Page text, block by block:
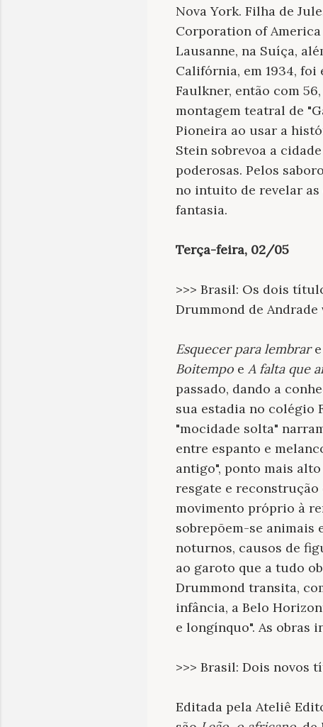
Nova York. Filha de
Corporation of America
Lausanne, na Suíça,
Califórnia, em 1934, foi
Faulkner, então com
montagem teatral de
Pioneira ao usar a
Stein sobrevoa a
poderosas. Pelos
no intuito de revelar as
fantasia.
Terça-feira, 02/05
>>> Brasil: Os dois
Drummond de
Esquecer para lembrare
Boitempo e A falta que
passado, dando a
sua estadia no colégio
"mocidade solta"
entre espanto e
antigo", ponto mais
resgate e
movimento próprio à
sobrepõem-se animais
noturnos, causos de
ao garoto que a tudo
Drummond transita,
infância, a Belo
e longínquo". As obras
>>> Brasil: Dois novos
Editada pela Ateliê